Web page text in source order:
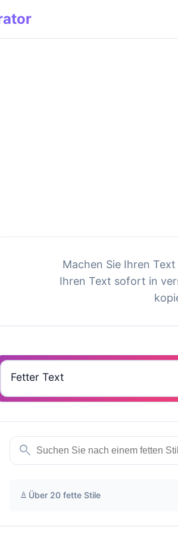
Machen Sie Ihren
Ihren Text sofort in
search
text_format Über 20 fette Stile